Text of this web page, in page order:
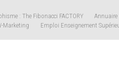
: The Fibonacci FACTORY
Annuaire
Marketing
Emploi Enseignement